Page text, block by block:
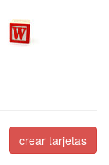
crear tarjetas